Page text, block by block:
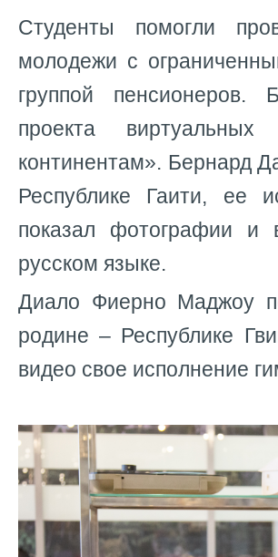
Студенты помогли
молодежи с
группой
проекта
континентам». Бернард
Республике Гаити, ее
показал фотографии и
русском языке.
Диало Фиерно Маджоу
родине – Республике
видео свое исполнение